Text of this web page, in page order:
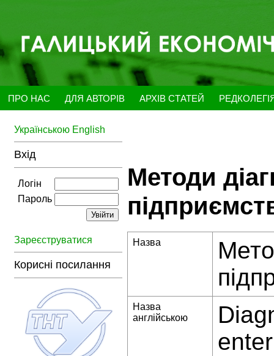
ПРО НАС ДЛЯ АВТОРІВ АРХІВ СТАТЕЙ
Українською English
Вхід
Логін
Пароль
Зареєструватися
Корисні посилання
Методи
Назва
Назва
англійською